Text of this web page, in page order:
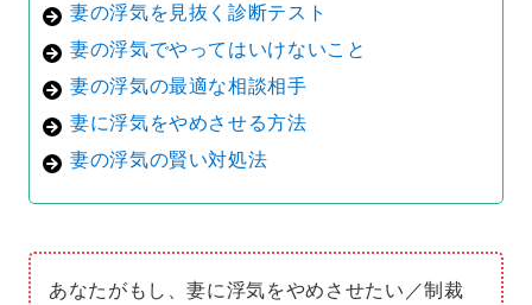
妻の浮気を見抜く診断テスト
妻の浮気でやってはいけないこと
妻の浮気の最適な相談相手
妻に浮気をやめさせる方法
妻の浮気の賢い対処法
あなたがもし、妻に浮気をやめさせたい／制裁